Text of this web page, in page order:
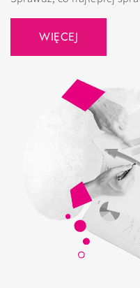
WIĘCEJ